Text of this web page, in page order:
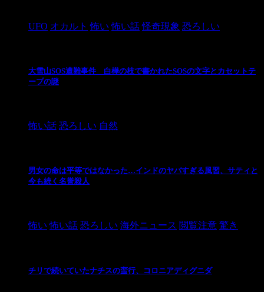
UFO オカルト 怖い 怖い話 怪奇現象 恐ろしい
大雪山SOS遭難事件 白樺の枝で書かれたSOSの文字とカセットテ
ープの謎
怖い話 恐ろしい 自然
男女の命は平等ではなかった…インドのヤバすぎる風習、サティと
今も続く名誉殺人
怖い 怖い話 恐ろしい 海外ニュース 閲覧注意 驚き
チリで続いていたナチスの蛮行、コロニアディグニダ